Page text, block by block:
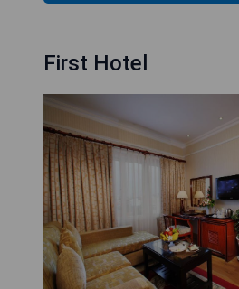
First Hotel